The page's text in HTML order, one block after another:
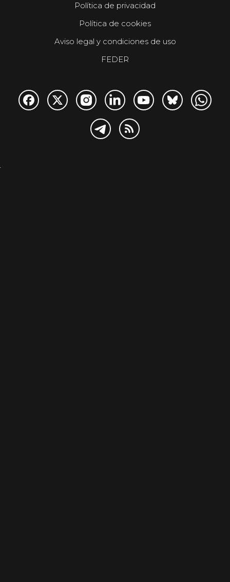
Política de privacidad
Política de cookies
Aviso legal y condiciones de uso
FEDER